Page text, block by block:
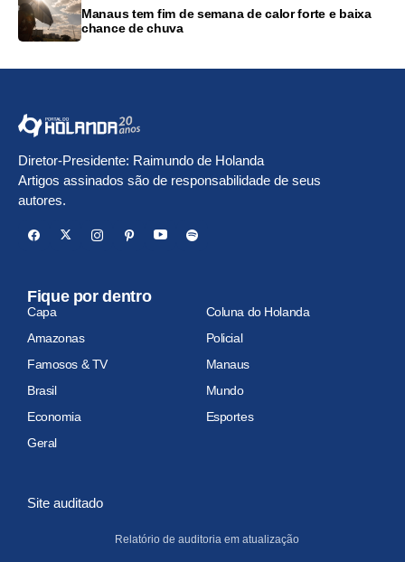
Manaus tem fim de semana de calor forte e baixa
chance de chuva
Diretor-Presidente: Raimundo de Holanda
Artigos assinados são de responsabilidade de seus
autores.
Fique por dentro
Capa
Coluna do Holanda
Amazonas
Policial
Famosos & TV
Manaus
Brasil
Mundo
Economia
Esportes
Geral
Site auditado
Relatório de auditoria em atualização